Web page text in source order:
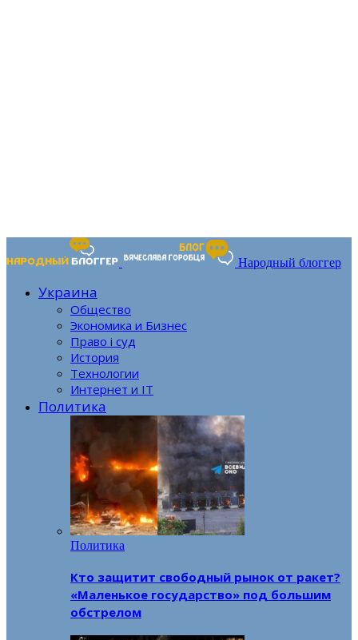
Народный блоггер
Украина
Общество
Экономика и Бизнес
Право і суд
История
Технологии
Интернет и IT
Политика
Политика
Кто защитит свободный рынок от ракет?
«Маленькое государство» под большим
обстрелом